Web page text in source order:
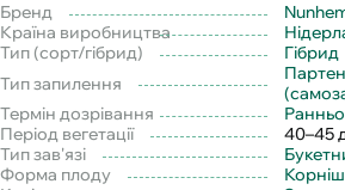
Бренд
Країна виробництва
Тип (сорт/гібрид)
Гібрид
Тип запилення
Термін дозрівання
Період вегетації
40–45
Тип зав'язі
Форма плоду